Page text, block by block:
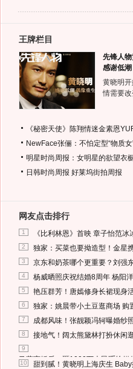
王牌栏目
先锋人物
感谢低
黄晓明
情需要
《秘密天使》陈翔情迷金素恩
NewFace张俪：不怕定型“物质女
明星时尚周报：女明星的欲望衣
日韩时尚周报 好莱坞街拍周报
网友点击排行
1 《比利林恩》首映 章子怡范
2 独家：买菜也要拗造型！金星
3 京东和奶茶哪个更重要？刘强
4 杨威晒照庆祝结婚8周年 杨阳
5 艳压群芳！唐嫣修身长裙现身
6 独家：姚晨带小土豆逛商场 购
7 成都风味！张靓颖冯轲曝婚纱
8 接地气！阔太熊黛林打扮休闲
9
马蓉离婚后，砸1000万人民币给媒
10 甜到腻！黄晓明上海庆生